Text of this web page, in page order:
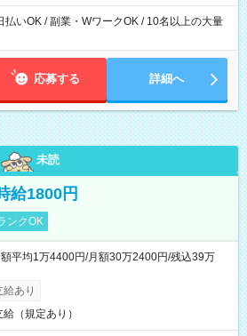
払いOK / 副業・WワークOK / 10名以上の大量
応募する 詳細へ
未読
給1800円
ンクOK
平均1万4400円/月額30万2400円/残込39万
あり
（規定あり）